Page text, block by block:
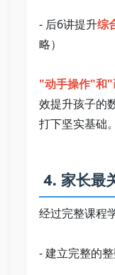
- 后6讲提升综
略）
"动手操作"和"
效提升孩子的
打下坚实基础
4. 家长最
经过完整课程
- 建立完整的